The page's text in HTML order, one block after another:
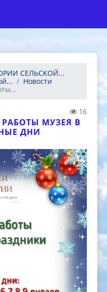
СЕЛЬСКОЙ...
Новости
16
МУЗЕЯ В
ДНИ